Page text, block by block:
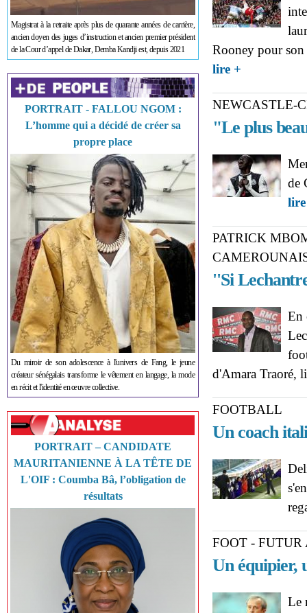
Magistrat à la retraite après plus de quarante années de carrière,
ancien doyen des juges d’instruction et ancien premier président
de la Cour d’appel de Dakar, Demba Kandji est, depuis 2021
PORTRAIT - FALLOU NGOM :
L’homme qui a décidé de créer sa
propre place
Du miroir de son adolescence à l'univers de Fang, le jeune
créateur sénégalais transforme le vêtement en langage, la mode
en récit et l'identité en œuvre collective.
PORTRAIT – CANDIDATE
MAURITANIENNE À LA TÊTE DE
L'OIF : Coumba Bâ, l’obligation de
résultats
Rooney pour son
lire +
NEWCASTLE-
"Le plus
de
PATRICK
''Si
En
d'Amara Traoré,
FOOTBALL
Un coach
FOOT - FUTUR
Un équipier,
Le